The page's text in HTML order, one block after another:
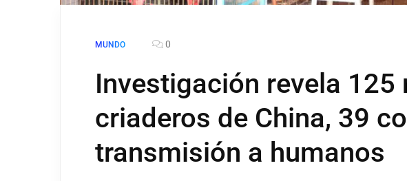
MUNDO 0
Investigación revela 125
criaderos de China, 39
transmisión a humanos